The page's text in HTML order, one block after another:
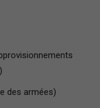
des armées)